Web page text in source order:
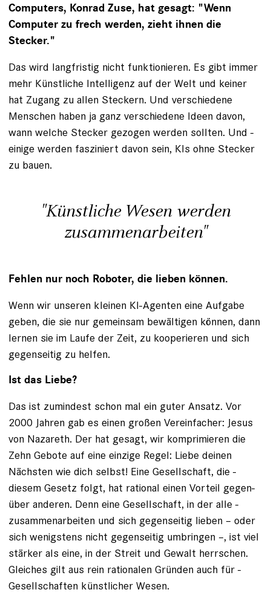
Computers, Konrad Zuse, hat gesagt: "Wenn
Computer zu frech werden, zieht ihnen die
Stecker."
Das wird langfristig nicht funktionieren. Es gibt ­immer
mehr Künstliche Intelligenz auf der Welt und keiner
hat Zugang zu allen Steckern. Und ver­schiedene
Menschen haben ja ganz verschiedene Ideen davon,
wann welche Stecker gezogen werden sollten. Und ­
einige werden fasziniert davon sein, KIs ohne Stecker
zu bauen.
"Künstliche Wesen werden
zusammenarbeiten"
Fehlen nur noch Roboter, die lieben können.
Wenn wir unseren kleinen KI-Agenten eine Aufgabe
geben, die sie nur gemeinsam bewältigen können, dann
lernen sie im Laufe der Zeit, zu kooperieren und sich
gegenseitig zu helfen.
Ist das Liebe?
Das ist zumindest schon mal ein guter Ansatz. Vor
2000 Jahren gab es einen großen Vereinfacher: ­Jesus
von Nazareth. Der hat gesagt, wir kompri­mieren die
Zehn Gebote auf eine einzige Regel: Liebe ­deinen
Nächsten wie dich selbst! Eine Gesellschaft, die ­
diesem Gesetz folgt, hat rational einen Vorteil gegen­
über ­anderen. Denn eine Gesellschaft, in der alle ­
zusammenarbeiten und sich gegenseitig lieben – oder
sich wenigstens nicht gegenseitig umbringen –, ist viel
stärker als eine, in der Streit und Gewalt herrschen.
Gleiches gilt aus rein rationalen Gründen auch für ­
Gesellschaften künstlicher Wesen.